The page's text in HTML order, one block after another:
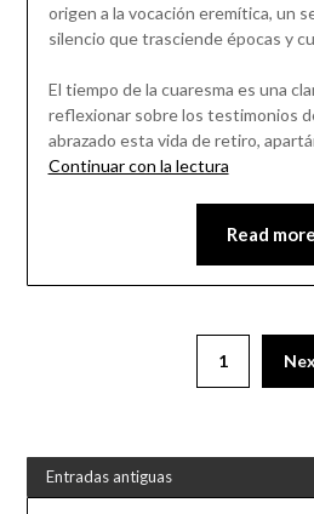
origen a la vocación eremítica, un
silencio que trasciende épocas y
El tiempo de la cuaresma es una
reflexionar sobre los testimonios
abrazado esta vida de retiro,
Continuar con la lectura
Read more
1
Entradas antiguas